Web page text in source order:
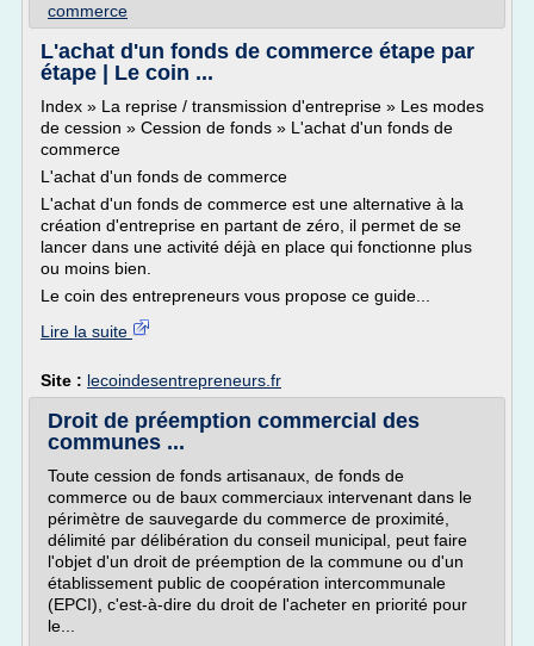
commerce
L'achat d'un fonds de commerce étape par
étape | Le coin ...
Index » La reprise / transmission d'entreprise » Les modes
de cession » Cession de fonds » L'achat d'un fonds de
commerce
L'achat d'un fonds de commerce
L'achat d'un fonds de commerce est une alternative à la
création d'entreprise en partant de zéro, il permet de se
lancer dans une activité déjà en place qui fonctionne plus
ou moins bien.
Le coin des entrepreneurs vous propose ce guide...
Lire la suite
Site : lecoindesentrepreneurs.fr
Droit de préemption commercial des
communes ...
Toute cession de fonds artisanaux, de fonds de
commerce ou de baux commerciaux intervenant dans le
périmètre de sauvegarde du commerce de proximité,
délimité par délibération du conseil municipal, peut faire
l'objet d'un droit de préemption de la commune ou d'un
établissement public de coopération intercommunale
(EPCI), c'est-à-dire du droit de l'acheter en priorité pour
le...